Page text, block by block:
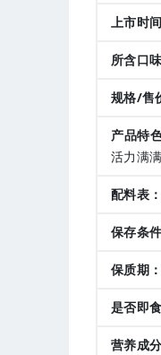
上市时
所含口
规格/售
产品特
活力满
配料表
保存条
保质期
是否即
营养成